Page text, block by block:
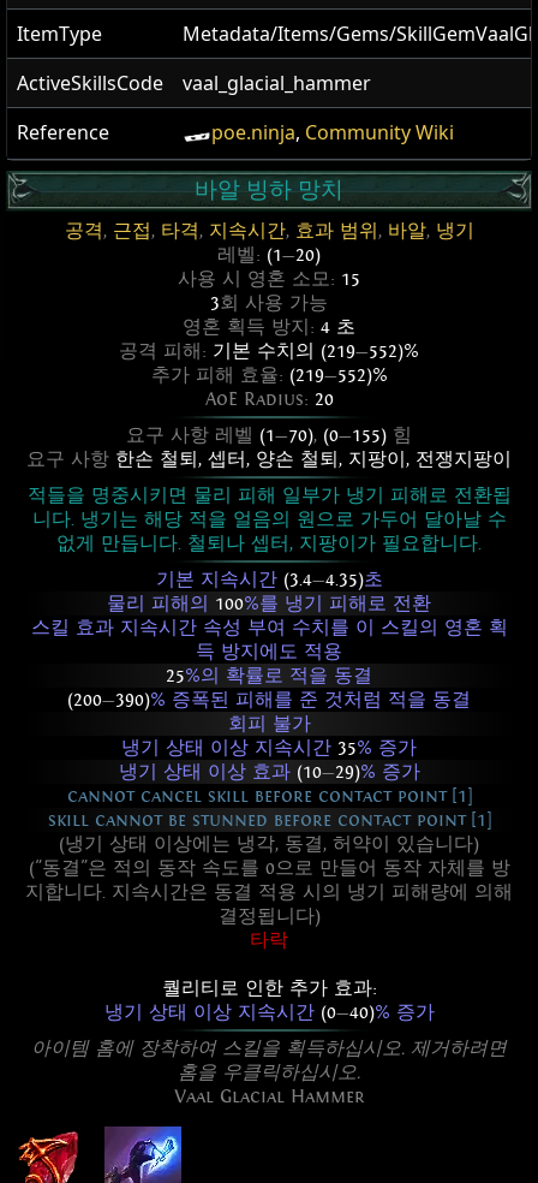
ItemType
Metadata/Items/Gems/
ActiveSkillsCode
vaal_glacial_hammer
Reference
poe.ninja, Community Wiki
바알 빙하 망치
공격, 근접, 타격, 지속시간, 효과 범위 , 바알, 냉기
레벨: (1—20)
사용 시 영혼 소모: 15
3회 사용 가능
영혼 획득 방지: 4 초
공격 피해: 기본 수치의 (219—552)%
추가 피해 효율: (219—552)%
AoE Radius: 20
요구 사항 레벨 (1—70), (0—155) 힘
요구 사항 한손 철퇴 , 셉터, 양손 철퇴 , 지팡이 , 전쟁지팡이
적들을 명중시키면 물리 피해 일부가 냉기 피해로 전환됩
니다. 냉기는 해당 적을 얼음의 원으로 가두어 달아날 수
없게 만듭니다. 철퇴나 셉터, 지팡이가 필요합니다.
기본 지속시간 (3.4—4.35)초
물리 피해의 100%를 냉기 피해로 전환
스킬 효과 지속시간 속성 부여 수치를 이 스킬의 영혼 획
득 방지에도 적용
25%의 확률로 적을 동결
(200—390)% 증폭된 피해를 준 것처럼 적을 동결
회피 불가
냉기 상태 이상 지속시간 35% 증가
냉기 상태 이상 효과 (10—29)% 증가
cannot cancel skill before contact point [1]
skill cannot be stunned before contact point [1]
(냉기 상태 이상에는 냉각, 동결, 허약이 있습니다)
("동결"은 적의 동작 속도를 0으로 만들어 동작 자체를 방
지합니다. 지속시간은 동결 적용 시의 냉기 피해량에 의해
결정됩니다)
타락
퀄리티로 인한 추가 효과:
냉기 상태 이상 지속시간 (0—40)% 증가
아이템 홈에 장착하여 스킬을 획득하십시오. 제거하려면
홈을 우클릭하십시오.
Vaal Glacial Hammer